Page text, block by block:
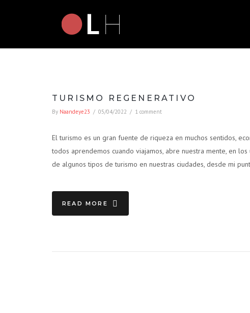
TURISMO REGENERATIVO
By Naandeye23 / 05/04/2022 / 1 comment
El turismo es un gran fuente de riqueza en muchos sentidos,
todos aprendemos cuando viajamos, abre nuestra mente, en
de algunos tipos de turismo en nuestras ciudades, desde mi
READ MORE